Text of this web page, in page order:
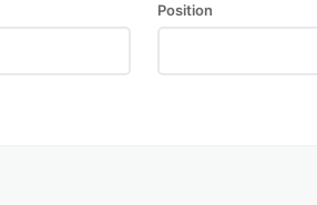
Position